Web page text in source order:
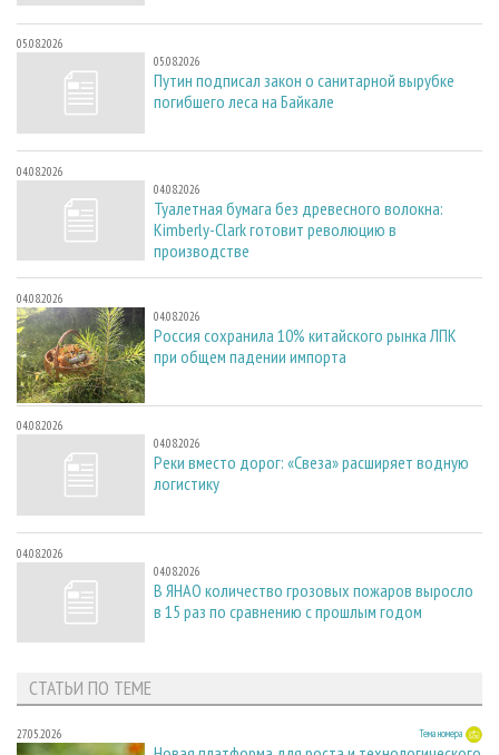
05.08.2026
05.08.2026
Путин подписал закон о санитарной вырубке
погибшего леса на Байкале
04.08.2026
04.08.2026
Туалетная бумага без древесного волокна:
Kimberly-Clark готовит революцию в
производстве
04.08.2026
04.08.2026
Россия сохранила 10% китайского рынка ЛПК
при общем падении импорта
04.08.2026
04.08.2026
Реки вместо дорог: «Свеза» расширяет водную
логистику
04.08.2026
04.08.2026
В ЯНАО количество грозовых пожаров выросло
в 15 раз по сравнению с прошлым годом
СТАТЬИ ПО ТЕМЕ
27.05.2026 Тема номера